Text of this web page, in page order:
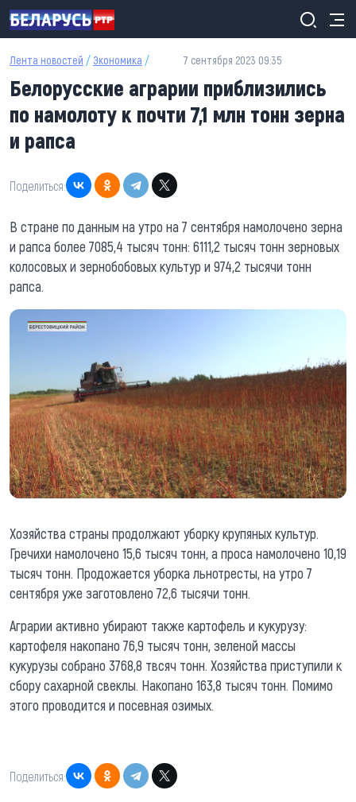
Перейти к основному содержанию
Лента новостей / Экономика / 7 сентября 2023 09:35
Белорусские аграрии приблизились
по намолоту к почти 7,1 млн тонн зерна
и рапса
Поделиться:
В стране по данным на утро на 7 сентября намолочено зерна
и рапса более 7085,4 тысяч тонн: 6111,2 тысяч тонн зерновых
колосовых и зернобобовых культур и 974,2 тысячи тонн
рапса.
Хозяйства страны продолжают уборку крупяных культур.
Гречихи намолочено 15,6 тысяч тонн, а проса намолочено 10,19
тысяч тонн. Продожается уборка льнотресты, на утро 7
сентября уже заготовлено 72,6 тысячи тонн.
Аграрии активно убирают также картофель и кукурузу:
картофеля накопано 76,9 тысяч тонн, зеленой массы
кукурузы собрано 3768,8 твсяч тонн. Хозяйства приступили к
сбору сахарной свеклы. Накопано 163,8 тысяч тонн. Помимо
этого проводится и посевная озимых.
Поделиться: